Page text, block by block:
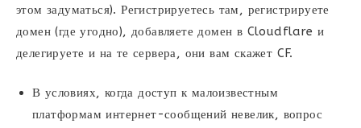
этом задуматься). Регистрируетесь там, регистрируете
домен (где угодно), добавляете домен в Cloudflare и
делегируете и на те сервера, они вам скажет CF.
В условиях, когда доступ к малоизвестным
платформам интернет-сообщений невелик, вопрос